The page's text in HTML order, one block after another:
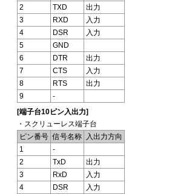
2
TXD
出力
3
RXD
入力
4
DSR
入力
5
GND
6
DTR
出力
7
CTS
入力
8
RTS
出力
9
-
[端子台10ピン入出力]
・スクリューレス端子台
ピン番号 信号名称
入出力方向
1
-
2
TxD
出力
3
RxD
入力
4
DSR
入力